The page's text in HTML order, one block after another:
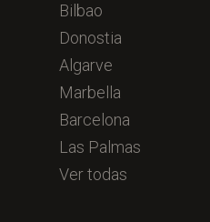
Bilbao
Donostia
Algarve
Marbella
Barcelona
Las Palmas
Ver todas